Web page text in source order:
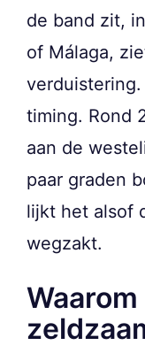
de band zit,
of Málaga,
timing. Rond
aan de
paar graden
lijkt het alsof
wegzakt.